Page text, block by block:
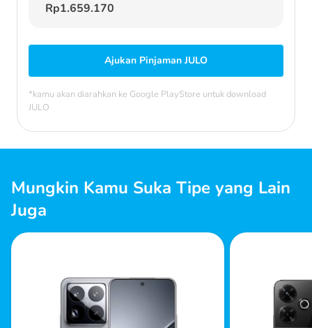
Rp1.659.170
Ajukan Pinjaman JULO
*kamu akan diarahkan ke Google PlayStore untuk download
JULO
Mungkin Kamu Suka Tipe yang Lain
Juga